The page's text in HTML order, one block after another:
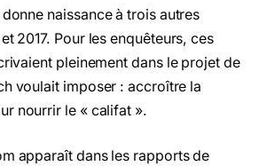
naissance à trois autres
2017. Pour les enquêteurs, ces
pleinement dans le projet de
voulait imposer : accroître la
nourrir le « califat ».
apparaît dans les rapports de